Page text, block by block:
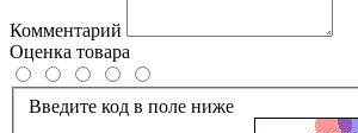
Комментарий
Оценка товара
Введите код в поле ниже